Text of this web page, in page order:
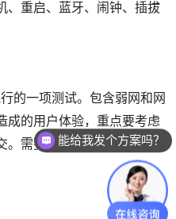
、重启、蓝牙、闹钟、插拔
的一项测试。包含弱网和网
成的用户体验，重点要考虑
。需要测试丢包，延时的处
能给我发个方案吗？
怎么收费的？